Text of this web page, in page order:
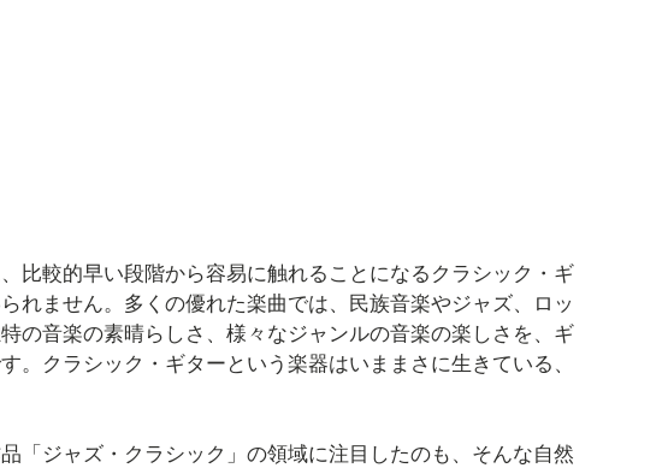
比較的早い段階から容易に触れることになるクラシック・ギ
れません。多くの優れた楽曲では、民族音楽やジャズ、ロッ
の音楽の素晴らしさ、様々なジャンルの音楽の楽しさを、ギ
。クラシック・ギターという楽器はいままさに生きている、
「ジャズ・クラシック」の領域に注目したのも、そんな自然